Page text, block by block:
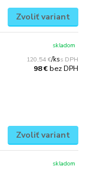
Zvoliť variant
120,54 €/ks
98 €bez DPH
skladom
Zvoliť variant
skladom